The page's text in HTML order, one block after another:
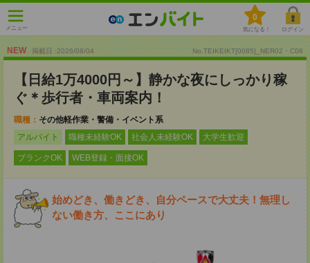
メニュー
0
気になる！ ログイン
NEW 掲載日 :2026/08/04 No.TEIKEIKT[0085]_NER02・C06
【日給1万4000円～】静かな夜にしっかり稼
ぐ＊歩行者・車両案内！
職種： その他軽作業・警備・イベント系
アルバイト
職種未経験OK 社会人未経験OK 大学生歓迎
ブランクOK WEB登録・面接OK
始めどき、働きどき、自分ペースで大丈夫！無理し
ない働き方、ここにあり